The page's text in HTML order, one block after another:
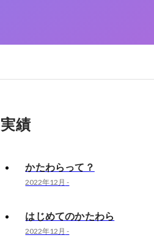
実績
かたわらって？
2022年12月 -
はじめてのかたわら
2022年12月 -